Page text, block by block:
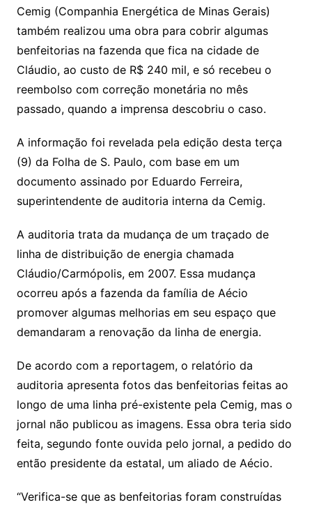
Cemig (Companhia Energética de Minas Gerais)
também realizou uma obra para cobrir algumas
benfeitorias na fazenda que fica na cidade de
Cláudio, ao custo de R$ 240 mil, e só recebeu o
reembolso com correção monetária no mês
passado, quando a imprensa descobriu o caso.
A informação foi revelada pela edição desta terça
(9) da Folha de S. Paulo, com base em um
documento assinado por Eduardo Ferreira,
superintendente de auditoria interna da Cemig.
A auditoria trata da mudança de um traçado de
linha de distribuição de energia chamada
Cláudio/Carmópolis, em 2007. Essa mudança
ocorreu após a fazenda da família de Aécio
promover algumas melhorias em seu espaço que
demandaram a renovação da linha de energia.
De acordo com a reportagem, o relatório da
auditoria apresenta fotos das benfeitorias feitas ao
longo de uma linha pré-existente pela Cemig, mas o
jornal não publicou as imagens. Essa obra teria sido
feita, segundo fonte ouvida pelo jornal, a pedido do
então presidente da estatal, um aliado de Aécio.
“Verifica-se que as benfeitorias foram construídas